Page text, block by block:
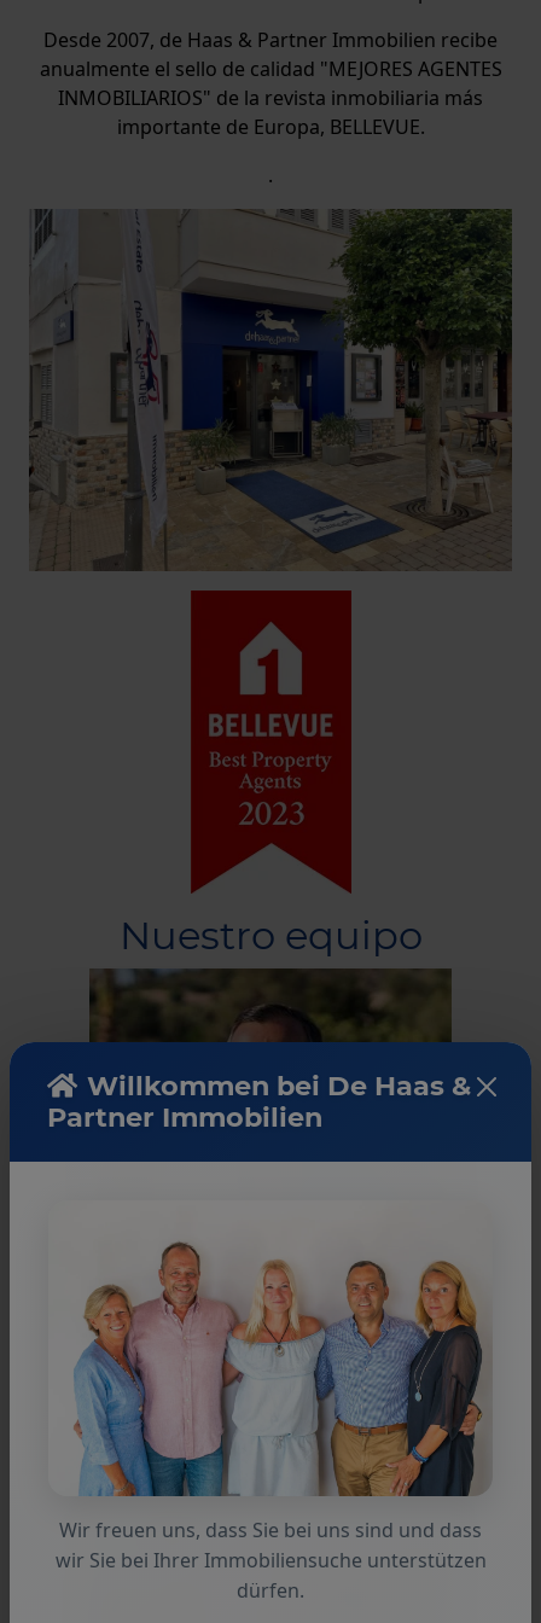
Desde 2007, de Haas & Partner Immobilien recibe
anualmente el sello de calidad "MEJORES AGENTES
INMOBILIARIOS" de la revista inmobiliaria más
importante de Europa, BELLEVUE.
.
Nuestro equipo
Markus Weinbrenner
Propietario y Director Gerente
+34 971 83 69 72
info@dehaas-immobilien.com
Willkommen bei De Haas &
Partner Immobilien
Wir freuen uns, dass Sie bei uns sind und dass
wir Sie bei Ihrer Immobiliensuche unterstützen
dürfen.